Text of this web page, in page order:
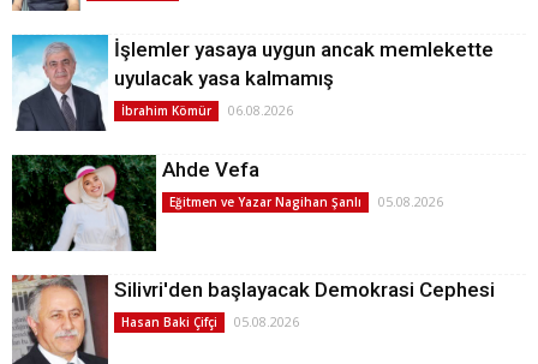
İşlemler yasaya uygun ancak memlekette
uyulacak yasa kalmamış
İbrahim Kömür 06.08.2026
Ahde Vefa
Eğitmen ve Yazar Nagihan Şanlı 05.08.2026
Silivri'den başlayacak Demokrasi Cephesi
Hasan Baki Çifçi 05.08.2026